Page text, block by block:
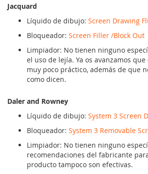
Jacquard
Líquido de dibujo: Screen Drawing
Bloqueador: Screen Filler /Block Out
Limpiador: No tienen ninguno
el uso de lejía. Ya os avanzamos
muy poco práctico, además de que
como dicen.
Daler and Rowney
Líquido de dibujo: System 3 Screen
Bloqueador: System 3 Removable
Limpiador: No tienen ninguno
recomendaciones del fabricante
producto tampoco son efectivas.